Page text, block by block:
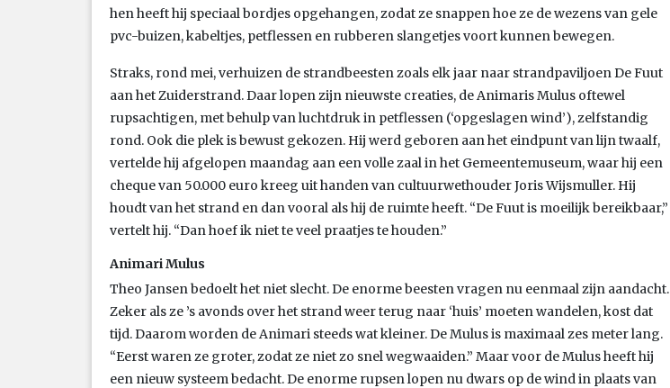
hen heeft hij speciaal bordjes opgehangen, zodat ze snappen hoe ze de wezens van gele
pvc-buizen, kabeltjes, petflessen en rubberen slangetjes voort kunnen bewegen.
Straks, rond mei, verhuizen de strandbeesten zoals elk jaar naar strandpaviljoen De Fuut
aan het Zuiderstrand. Daar lopen zijn nieuwste creaties, de Animaris Mulus oftewel
rupsachtigen, met behulp van luchtdruk in petflessen (‘opgeslagen wind’), zelfstandig
rond. Ook die plek is bewust gekozen. Hij werd geboren aan het eindpunt van lijn twaalf,
vertelde hij afgelopen maandag aan een volle zaal in het Gemeentemuseum, waar hij een
cheque van 50.000 euro kreeg uit handen van cultuurwethouder Joris Wijsmuller. Hij
houdt van het strand en dan vooral als hij de ruimte heeft. “De Fuut is moeilijk bereikbaar,”
vertelt hij. “Dan hoef ik niet te veel praatjes te houden.”
Animari Mulus
Theo Jansen bedoelt het niet slecht. De enorme beesten vragen nu eenmaal zijn aandacht.
Zeker als ze ’s avonds over het strand weer terug naar ‘huis’ moeten wandelen, kost dat
tijd. Daarom worden de Animari steeds wat kleiner. De Mulus is maximaal zes meter lang.
“Eerst waren ze groter, zodat ze niet zo snel wegwaaiden.” Maar voor de Mulus heeft hij
een nieuw systeem bedacht. De enorme rupsen lopen nu dwars op de wind in plaats van